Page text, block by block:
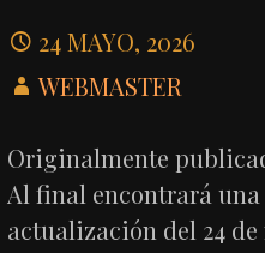
24 MAYO, 2026
WEBMASTER
Originalmente
Al final encontrará
actualización del 24 de